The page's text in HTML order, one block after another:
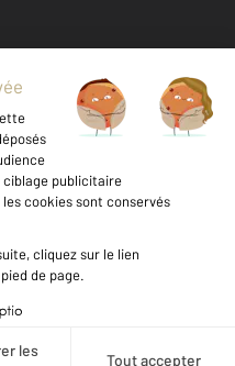
cookies